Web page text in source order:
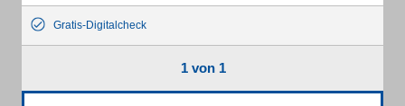
Gratis-Digitalcheck
1 von 1